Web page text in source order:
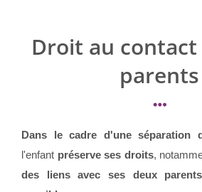
Droit au contact
parents
Dans le cadre d'une séparation
l'enfant préserve ses droits,
des liens avec ses deux